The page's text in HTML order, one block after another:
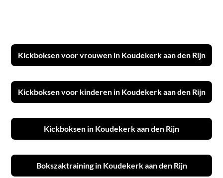
Kickboksen voor vrouwen in Koudekerk aan den Rijn
Kickboksen voor kinderen in Koudekerk aan den Rijn
Kickboksen in Koudekerk aan den Rijn
Bokszaktraining in Koudekerk aan den Rijn